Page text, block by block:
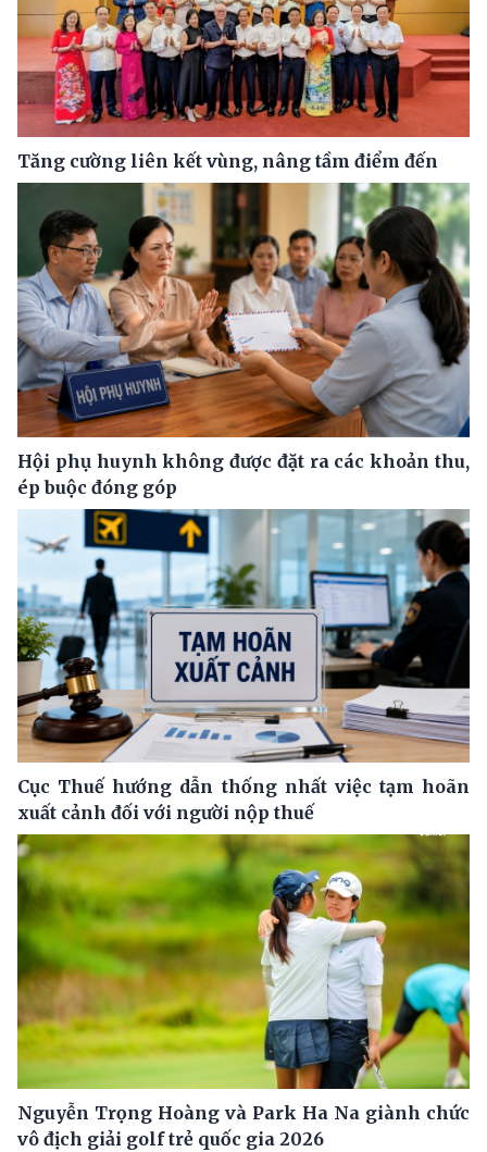
Tăng cường liên kết vùng, nâng tầm điểm đến
Hội phụ huynh không được đặt ra các khoản thu,
ép buộc đóng góp
Cục Thuế hướng dẫn thống nhất việc tạm hoãn
xuất cảnh đối với người nộp thuế
Nguyễn Trọng Hoàng và Park Ha Na giành chức
vô địch giải golf trẻ quốc gia 2026